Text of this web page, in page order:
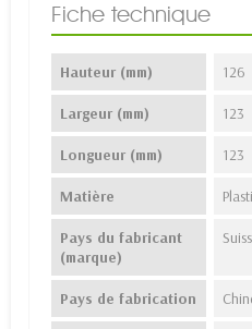
Fiche technique
Hauteur (mm) 126
Largeur (mm) 123
Longueur (mm) 123
Matière
Pays du fabricant
(marque)
Pays de fabrication